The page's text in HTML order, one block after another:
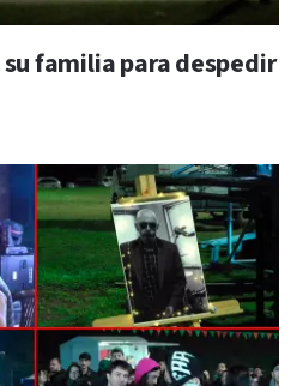
familia para despedir